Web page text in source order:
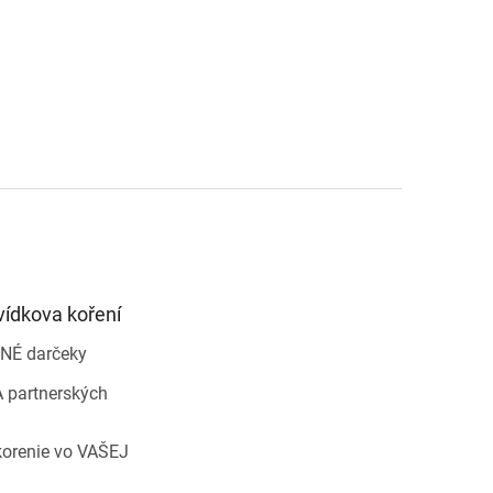
koření
darčeky
vo VAŠEJ